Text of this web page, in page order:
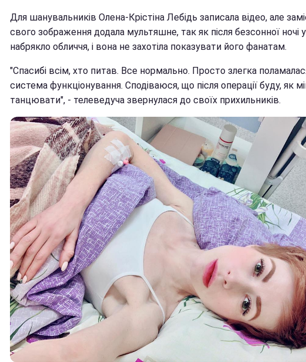
Для шанувальників Олена-Крістіна Лебідь записала відео, але
свого зображення додала мультяшне, так як після безсонної ночі
набрякло обличчя, і вона не захотіла показувати його фанатам.
"Спасибі всім, хто питав. Все нормально. Просто злегка
система функціонування. Сподіваюся, що після операції буду, як
танцювати", - телеведуча звернулася до своїх прихильників.